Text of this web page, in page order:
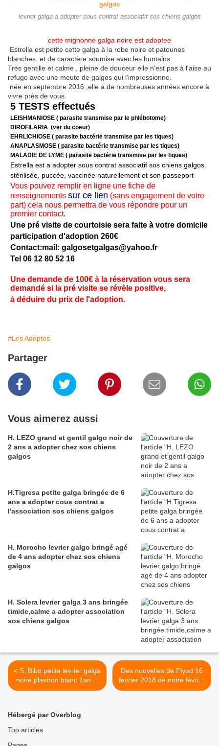
levrier galga à adopter sous contrat associatif sos chiens galgos
cette mignonne galga noire est adoptee
Estrella est petite cette galga à la robe noire et patounes
blanches. et de caractère soumise avec les humains.
Très gentille et calme , pleine de douceur elle n'est pas à l'aise au
refuge avec une meute de galgos qui l'impressionne.
née en septembre 2016 ,elle a de nombreuses années encore à
vivre près de vous.
5 TESTS effectués
LEISHMANIOSE ( parasite transmise par le phlébotome)
DIROFILARIA (ver du coeur)
EHRLICHIOSE ( parasite bactérie transmise par les tiques)
ANAPLASMOSE ( parasite bactérie transmise par les tiques)
MALADIE DE LYME ( parasite bactérie transmise par les tiques)
Estrella est a adopter sous contrat associatif sos chiens galgos.
stérilisée, puccée, vaccinée naturellement et son passeport
Vous pouvez remplir en ligne une fiche de
renseignements sur ce lien (sans engagement de votre
part) cela nous permettra de vous répondre pour un
premier contact.
Une pré visite de courtoisie sera faite à votre domicile
participation d'adoption 260€
Contact:mail: galgosetgalgas@yahoo.fr
Tel 06 12 80 52 16
Une demande de 100€ à la réservation vous sera
demandé si la pré visite se révèle positive,
à déduire du prix de l'adoption.
#Les Adoptés
Partager
Vous aimerez aussi
H. LEZO grand et gentil galgo noir de
2 ans a adopter chez sos chiens
galgos
H.Tigresa petite galga bringée de 6
ans a adopter cous contrat a
l'association sos chiens galgos
H. Morocho levrier galgo bringé agé
de 4 ans adopter chez sos chiens
galgos
H. Solera levrier galga 3 ans bringée
timide,calme a adopter association
sos chiens galgos
< S. Bibo petite levrier galga
noire plastron blanc 1an et
demi,hyper caline et
Des nouvelles de Flyod 16
fevrier 2018 de notre lévrier
galgo 3 pattes atteint de
Hébergé par Overblog
Top articles